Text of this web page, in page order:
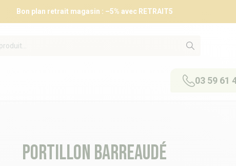
Bon plan retrait magasin : –5% avec RETRAIT5
03 59 61
Portillon barreaudé